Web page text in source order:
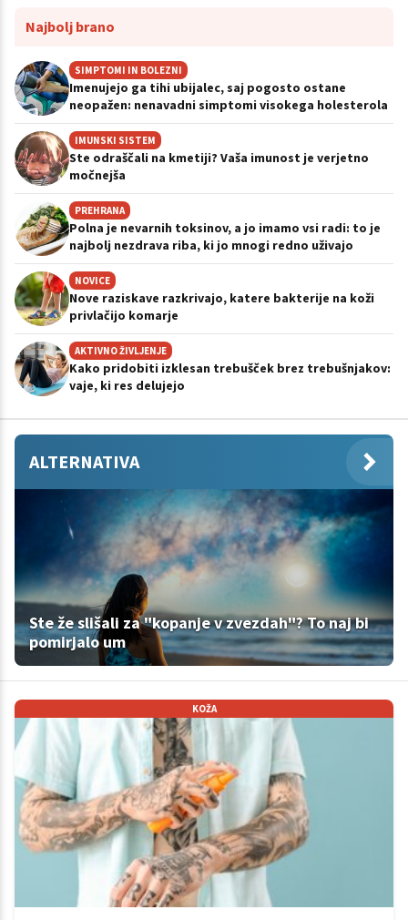
Najbolj brano
SIMPTOMI IN BOLEZNI
Imenujejo ga tihi ubijalec, saj pogosto ostane
neopažen: nenavadni simptomi visokega holesterola
IMUNSKI SISTEM
Ste odraščali na kmetiji? Vaša imunost je verjetno
močnejša
PREHRANA
Polna je nevarnih toksinov, a jo imamo vsi radi: to je
najbolj nezdrava riba, ki jo mnogi redno uživajo
NOVICE
Nove raziskave razkrivajo, katere bakterije na koži
privlačijo komarje
AKTIVNO ŽIVLJENJE
Kako pridobiti izklesan trebušček brez trebušnjakov:
vaje, ki res delujejo
ALTERNATIVA
Ste že slišali za "kopanje v zvezdah"? To naj bi
pomirjalo um
KOŽA